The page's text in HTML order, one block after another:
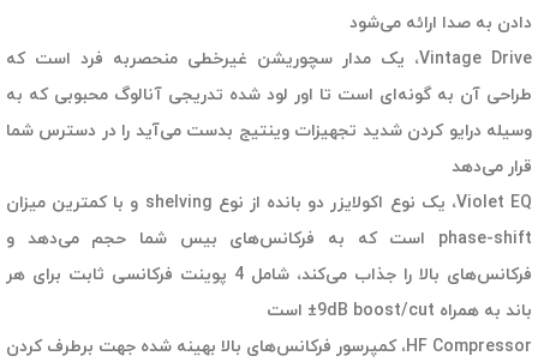
دادن به صدا ارائه می‌شود
Vintage Drive، یک مدار سچوریشن غیرخطی منحصربه فرد است که
طراحی آن به گونه‌ای است تا اور لود شده تدریجی آنالوگ محبوبی که به
وسیله درایو کردن شدید تجهیزات وینتیج بدست می‌آید را در دسترس شما
قرار می‌دهد
Violet EQ، یک نوع اکولایزر دو بانده از نوع shelving و با کمترین میزان
phase-shift است که به فرکانس‌های بیس شما حجم می‌دهد و
فرکانس‌های بالا را جذاب می‌کند، شامل 4 پوینت فرکانسی ثابت برای هر
باند به همراه 9dB boost/cut± است
HF Compressor، کمپرسور فرکانس‌های بالا بهینه شده جهت برطرف کردن